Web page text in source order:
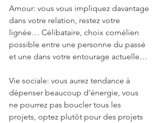
Amour: vous vous impliquez davantage
dans votre relation, restez votre
lignée… Célibataire, choix cornélien
possible entre une personne du passé
et une dans votre entourage actuelle…
Vie sociale: vous aurez tendance à
dépenser beaucoup d’énergie, vous
ne pourrez pas boucler tous les
projets, optez plutôt pour des projets